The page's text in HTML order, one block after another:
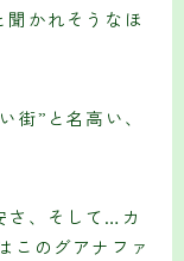
聞かれそうなほ
街”と名高い、
さ、そして…カ
このグアナファ